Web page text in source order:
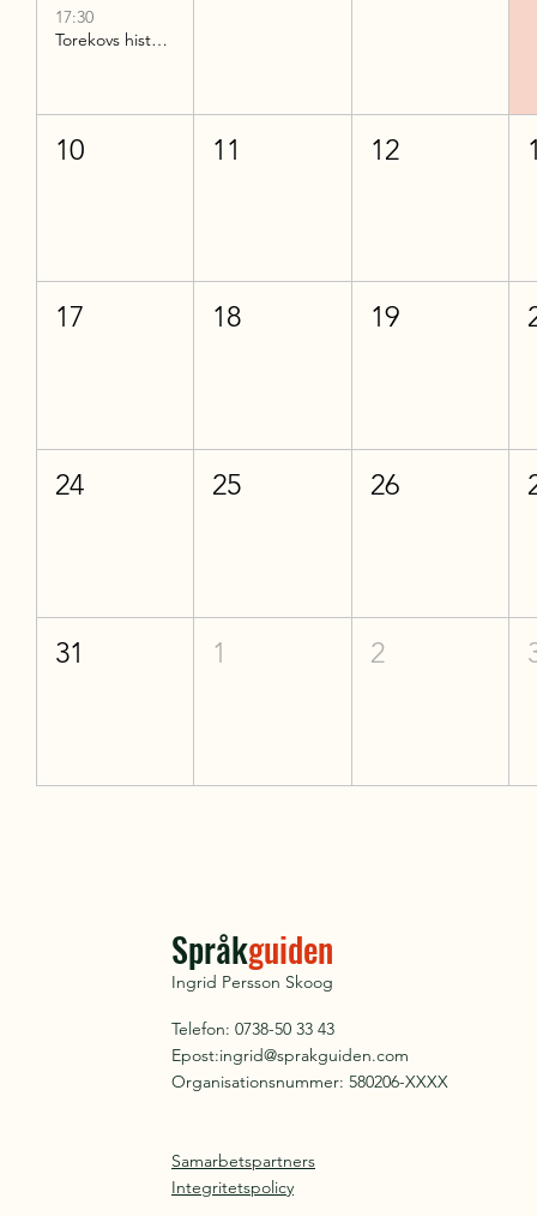
17:30
Torekovs historia
10 11 12
17 18 19
24 25 26
31 1 2
Språkguiden
Ingrid Persson Skoog
Telefon: 0738-50 33 43
Epost:ingrid@sprakguiden.com
Organisationsnummer: 580206-XXXX
Samarbetspartners
Integritetspolicy